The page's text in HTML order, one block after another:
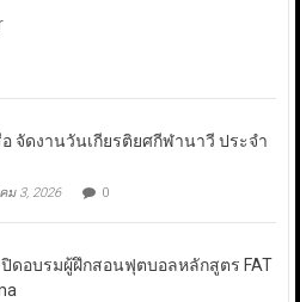
อ จัดงานวันเกียรติยศกีฬานาวี ประจำ
ม 3, 2026 0
ปิดอบรมผู้ฝึกสอนฟุตบอลหลักสูตร FAT